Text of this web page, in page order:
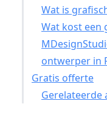
Wat is
Wat kost een
ontwerper in
Gratis offerte
Gerelateerde